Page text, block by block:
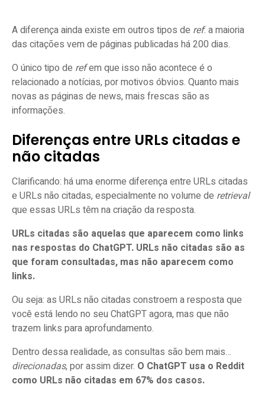
A diferença ainda existe em outros tipos de ref: a maioria
das citações vem de páginas publicadas há 200 dias.
O único tipo de refem que isso não acontece é o
relacionado a notícias, por motivos óbvios. Quanto mais
novas as páginas de news, mais frescas são as
informações.
Diferenças entre URLs citadas e
não citadas
Clarificando: há uma enorme diferença entre URLs citadas
e URLs não citadas, especialmente no volume de retrieval
que essas URLs têm na criação da resposta.
URLs citadas são aquelas que aparecem como links
nas respostas do ChatGPT. URLs não citadas são as
que foram consultadas, mas não aparecem como
links.
Ou seja: as URLs não citadas constroem a resposta que
você está lendo no seu ChatGPT agora, mas que não
trazem links para aprofundamento.
Dentro dessa realidade, as consultas são bem mais…
direcionadas, por assim dizer. O ChatGPT usa o Reddit
como URLs não citadas em 67% dos casos.